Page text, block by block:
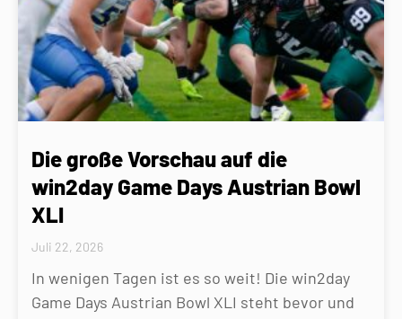
Die große Vorschau auf die
win2day Game Days Austrian Bowl
XLI
Juli 22, 2026
In wenigen Tagen ist es so weit! Die win2day
Game Days Austrian Bowl XLI steht bevor und